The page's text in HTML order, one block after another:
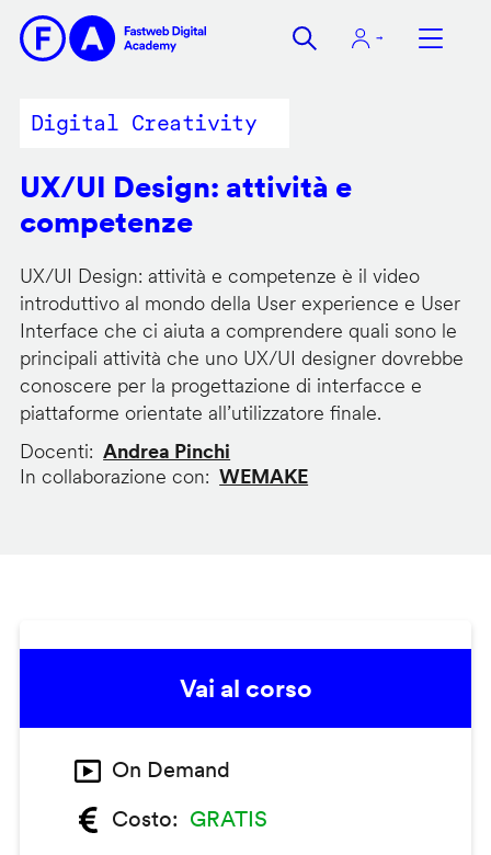
contenuto
Digital Creativity
UX/UI Design: attività e
competenze
UX/UI Design: attività e competenze è il video
introduttivo al mondo della User experience e User
Interface che ci aiuta a comprendere quali sono le
principali attività che uno UX/UI designer dovrebbe
conoscere per la progettazione di interfacce e
piattaforme orientate all’utilizzatore finale.
Docenti
Andrea Pinchi
In collaborazione con
WEMAKE
Vai al corso
On Demand
Costo
GRATIS